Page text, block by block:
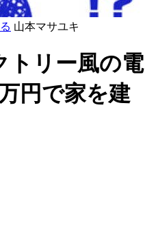
山本マサユキ
リー風の電
円で家を建